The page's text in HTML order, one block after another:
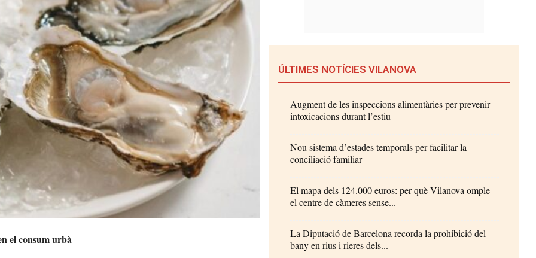
el consum urbà
ÚLTIMES NOTÍCIES VILANOVA
Augment de les inspeccions alimentàries per prevenir
intoxicacions durant l’estiu
Nou sistema d’estades temporals per facilitar la
conciliació familiar
El mapa dels 124.000 euros: per què Vilanova omple
el centre de càmeres sense...
La Diputació de Barcelona recorda la prohibició del
bany en rius i rieres dels...